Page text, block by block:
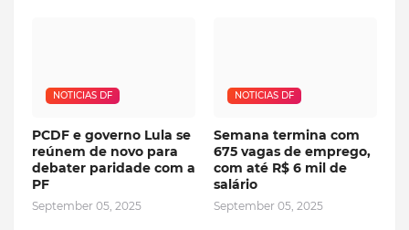
NOTICIAS DF
PCDF e governo Lula se
reúnem de novo para
debater paridade com a
PF
September 05, 2025
NOTICIAS DF
Semana termina com
675 vagas de emprego,
com até R$ 6 mil de
salário
September 05, 2025